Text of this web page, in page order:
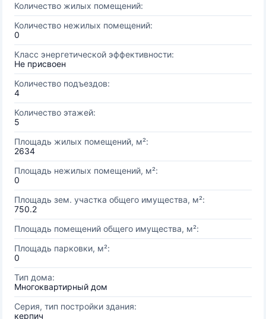
Количество жилых помещений:
Количество нежилых помещений:
0
Класс энергетической эффективности:
Не присвоен
Количество подъездов:
4
Количество этажей:
5
Площадь жилых помещений, м²:
2634
Площадь нежилых помещений, м²:
0
Площадь зем. участка общего имущества, м²:
750.2
Площадь помещений общего имущества, м²:
Площадь парковки, м²:
0
Тип дома:
Многоквартирный дом
Серия, тип постройки здания:
керпич